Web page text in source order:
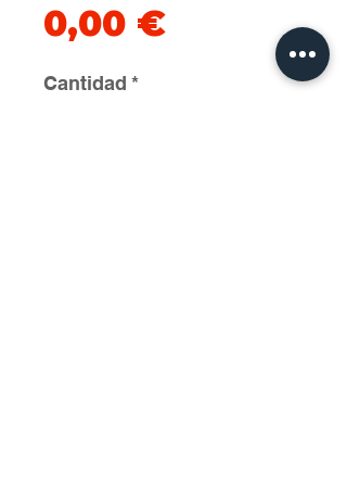
0,00 €Precio
Cantidad *